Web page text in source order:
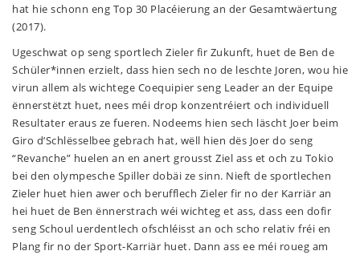
hat hie schonn eng Top 30 Placéierung an der Gesamtwäertung
(2017).
Ugeschwat op seng sportlech Zieler fir Zukunft, huet de Ben de
Schüler*innen erzielt, dass hien sech no de leschte Joren, wou hie
virun allem als wichtege Coequipier seng Leader an der Equipe
ënnerstëtzt huet, nees méi drop konzentréiert och individuell
Resultater eraus ze fueren. Nodeems hien sech läscht Joer beim
Giro d’Schlësselbee gebrach hat, wëll hien dës Joer do seng
“Revanche” huelen an en anert grousst Ziel ass et och zu Tokio
bei den olympesche Spiller dobäi ze sinn. Nieft de sportlechen
Zieler huet hien awer och berufflech Zieler fir no der Karriär an
hei huet de Ben ënnerstrach wéi wichteg et ass, dass een dofir
seng Schoul uerdentlech ofschléisst an och scho relativ fréi en
Plang fir no der Sport-Karriär huet. Dann ass ee méi roueg am